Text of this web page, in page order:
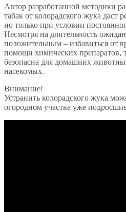
Автор разработанной методики
табак от колорадского жука даст
но только при условии
Несмотря на длительность
положительным – избавиться от
помощи химических препаратов,
безопасна для домашних
насекомых.
Внимание!
Устранить колорадского жука
огородном участке уже